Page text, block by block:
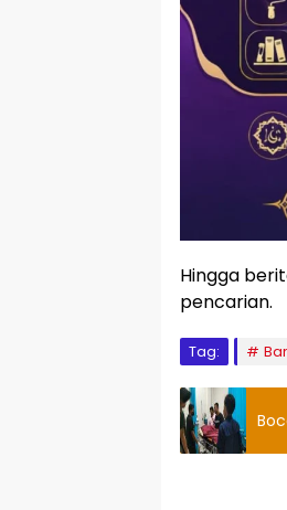
Hingga
pencarian.
Tag: